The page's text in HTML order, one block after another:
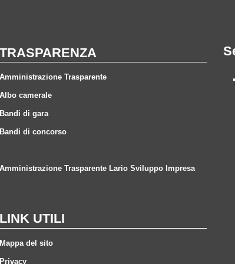
TRASPARENZA
Amministrazione Trasparente
Albo camerale
Bandi di gara
Bandi di concorso
Amministrazione Trasparente Lario Sviluppo Impresa
LINK UTILI
Mappa del sito
Privacy